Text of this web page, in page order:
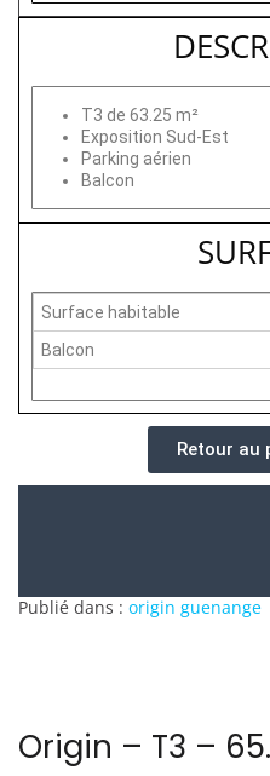
T3 de 63.25 m²
Exposition Sud-Est
Parking aérien
Balcon
Surface habitable
Balcon
Retour au
Publié dans : origin guenange
Origin – T3 –